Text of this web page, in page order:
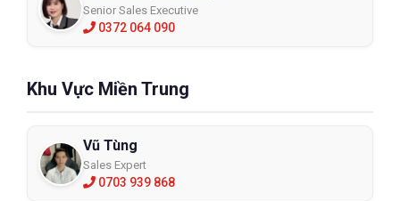
Senior Sales Executive
0372 064 090
Khu Vực Miền Trung
Vũ Tùng
Sales Expert
0703 939 868